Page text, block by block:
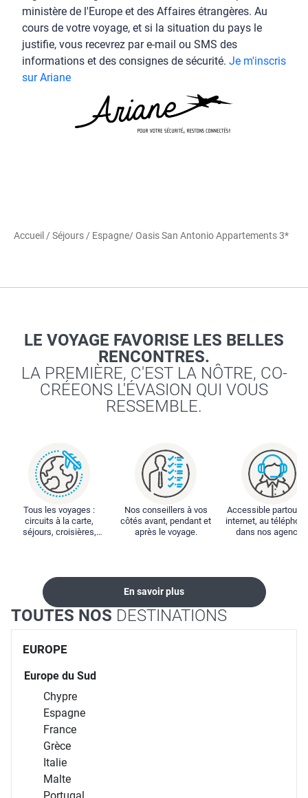
ministère de l'Europe et des Affaires étrangères. Au
cours de votre voyage, et si la situation du pays le
justifie, vous recevrez par e-mail ou SMS des
informations et des consignes de sécurité. Je m'inscris
sur Ariane
Accueil /Séjours / Espagne/ Oasis San Antonio Appartements 3*
LE VOYAGE FAVORISE LES BELLES
RENCONTRES.
LA PREMIÈRE, C'EST LA NÔTRE, CO-
CRÉEONS L'ÉVASION QUI VOUS
RESSEMBLE.
Tous les voyages :
circuits à la carte,
séjours, croisières,
Nos conseillers à vos
côtés avant, pendant et
après le voyage.
Accessible partout :
internet, au
dans nos
En savoir plus
TOUTES NOS DESTINATIONS
EUROPE
Europe du Sud
Chypre
Espagne
France
Grèce
Italie
Malte
Portugal